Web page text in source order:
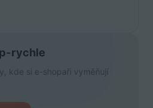
rychle
kde si e-shopaři vyměňují